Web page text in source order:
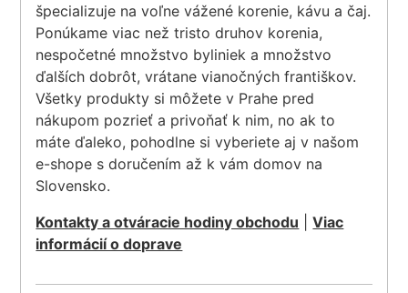
špecializuje na voľne vážené korenie, kávu a čaj.
Ponúkame viac než tristo druhov korenia,
nespočetné množstvo byliniek a množstvo
ďalších dobrôt, vrátane vianočných františkov.
Všetky produkty si môžete v Prahe pred
nákupom pozrieť a privoňať k nim, no ak to
máte ďaleko, pohodlne si vyberiete aj v našom
e-shope s doručením až k vám domov na
Slovensko.
Kontakty a otváracie hodiny obchodu |Viac
informácií o doprave